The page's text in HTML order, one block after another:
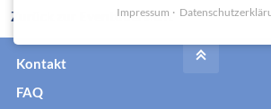
Zurück zur Eventübersicht
Kontakt
FAQ
Impressum